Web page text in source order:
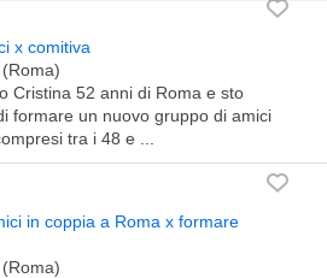
x comitiva
Cristina 52 anni di Roma e sto
formare un nuovo gruppo di amici
tra i 48 e ...
in coppia a Roma x formare